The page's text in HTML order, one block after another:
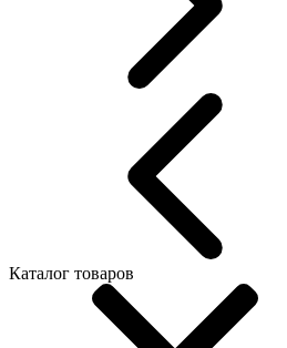
Каталог товаров